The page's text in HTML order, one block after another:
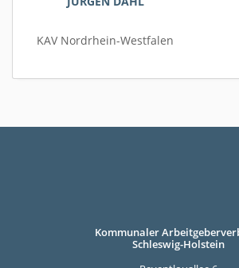
KAV Nordrhein-Westfalen
Kommunaler
Schleswig-Holstein